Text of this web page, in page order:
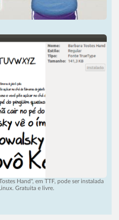
Hand", em TTF, pode ser instalada
Gratuita e livre.